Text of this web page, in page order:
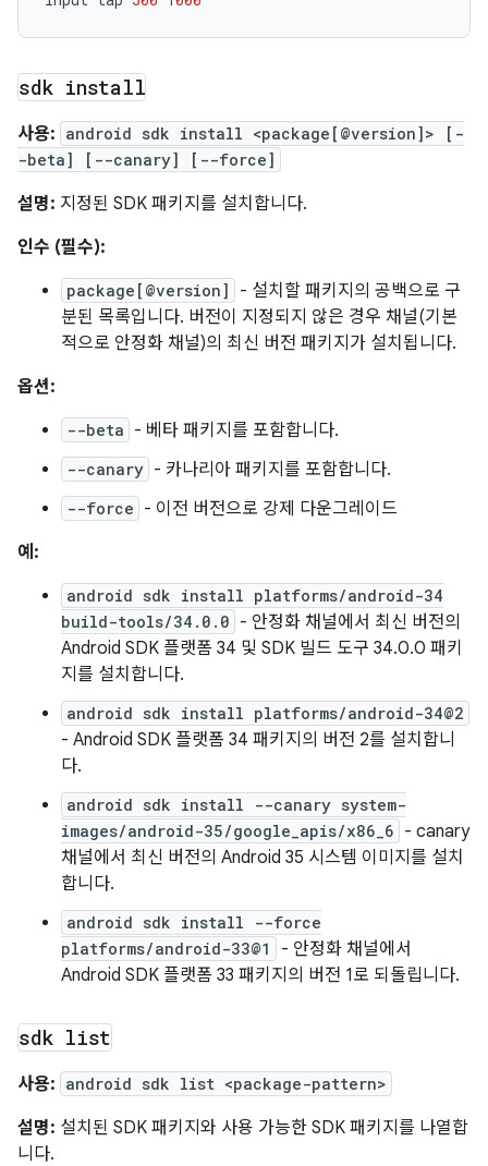
sdk install
사용: android sdk install <package[@version]> [-
-beta] [--canary] [--force]
설명: 지정된 SDK 패키지를 설치합니다.
인수 (필수):
package[@version]
- 설치할 패키지의 공백으로 구
분된 목록입니다. 버전이 지정되지 않은 경우 채널(기본
적으로 안정화 채널)의 최신 버전 패키지가 설치됩니다.
옵션:
--beta - 베타 패키지를 포함합니다.
--canary - 카나리아 패키지를 포함합니다.
--force - 이전 버전으로 강제 다운그레이드
예:
android sdk install platforms/android-34
build-tools/34.0.0 - 안정화 채널에서 최신 버전의
Android SDK 플랫폼 34 및 SDK 빌드 도구 34.0.0 패키
지를 설치합니다.
android sdk install platforms/android-34@2
- Android SDK 플랫폼 34 패키지의 버전 2를 설치합니
다.
android sdk install --canary system-
images/android-35/google_apis/x86_6 - canary
채널에서 최신 버전의 Android 35 시스템 이미지를 설치
합니다.
android sdk install --force
platforms/android-33@1
- 안정화 채널에서
Android SDK 플랫폼 33 패키지의 버전 1로 되돌립니다.
sdk list
사용: android sdk list <package-pattern>
설명: 설치된 SDK 패키지와 사용 가능한 SDK 패키지를 나열합
니다.